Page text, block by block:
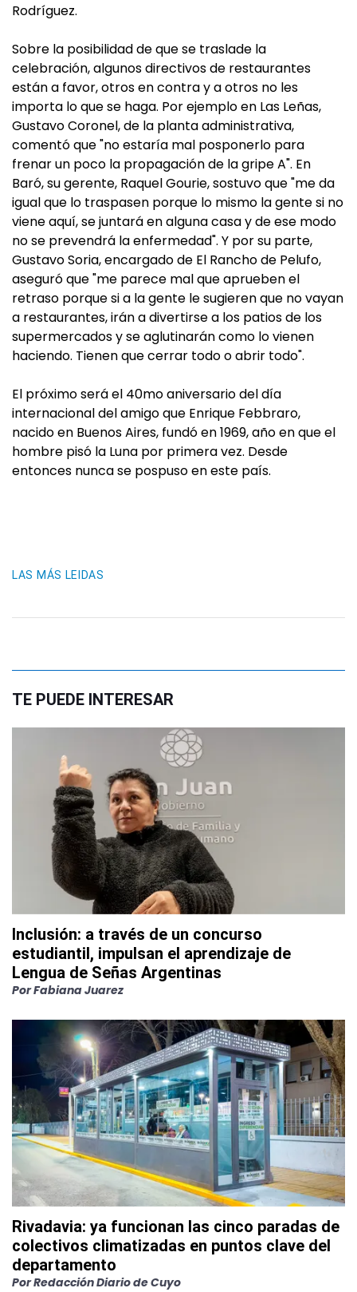
Rodríguez.
Sobre la posibilidad de que se traslade la
celebración, algunos directivos de restaurantes
están a favor, otros en contra y a otros no les
importa lo que se haga. Por ejemplo en Las Leñas,
Gustavo Coronel, de la planta administrativa,
comentó que "no estaría mal posponerlo para
frenar un poco la propagación de la gripe A". En
Baró, su gerente, Raquel Gourie, sostuvo que "me da
igual que lo traspasen porque lo mismo la gente si no
viene aquí, se juntará en alguna casa y de ese modo
no se prevendrá la enfermedad". Y por su parte,
Gustavo Soria, encargado de El Rancho de Pelufo,
aseguró que "me parece mal que aprueben el
retraso porque si a la gente le sugieren que no vayan
a restaurantes, irán a divertirse a los patios de los
supermercados y se aglutinarán como lo vienen
haciendo. Tienen que cerrar todo o abrir todo".
El próximo será el 40mo aniversario del día
internacional del amigo que Enrique Febbraro,
nacido en Buenos Aires, fundó en 1969, año en que el
hombre pisó la Luna por primera vez. Desde
entonces nunca se pospuso en este país.
LAS MÁS LEIDAS
TE PUEDE INTERESAR
Inclusión: a través de un concurso
estudiantil, impulsan el aprendizaje de
Lengua de Señas Argentinas
PorFabiana Juarez
Rivadavia: ya funcionan las cinco paradas de
colectivos climatizadas en puntos clave del
departamento
PorRedacción Diario de Cuyo